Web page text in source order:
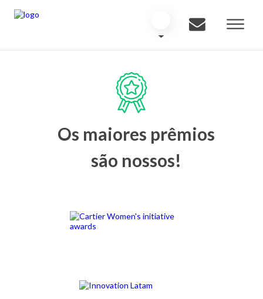
Os maiores prêmios
são nossos!